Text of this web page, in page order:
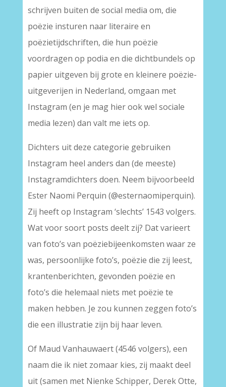
schrijven buiten de social media om, die
poëzie insturen naar literaire en
poëzietijdschriften, die hun poëzie
voordragen op podia en die dichtbundels op
papier uitgeven bij grote en kleinere poëzie-
uitgeverijen in Nederland, omgaan met
Instagram (en je mag hier ook wel sociale
media lezen) dan valt me iets op.
Dichters uit deze categorie gebruiken
Instagram heel anders dan (de meeste)
Instagramdichters doen. Neem bijvoorbeeld
Ester Naomi Perquin (@esternaomiperquin).
Zij heeft op Instagram ‘slechts’ 1543 volgers.
Wat voor soort posts deelt zij? Dat varieert
van foto’s van poëziebijeenkomsten waar ze
was, persoonlijke foto’s, poëzie die zij leest,
krantenberichten, gevonden poëzie en
foto’s die helemaal niets met poëzie te
maken hebben. Je zou kunnen zeggen foto’s
die een illustratie zijn bij haar leven.
Of Maud Vanhauwaert (4546 volgers), een
naam die ik niet zomaar kies, zij maakt deel
uit (samen met Nienke Schipper, Derek Otte,